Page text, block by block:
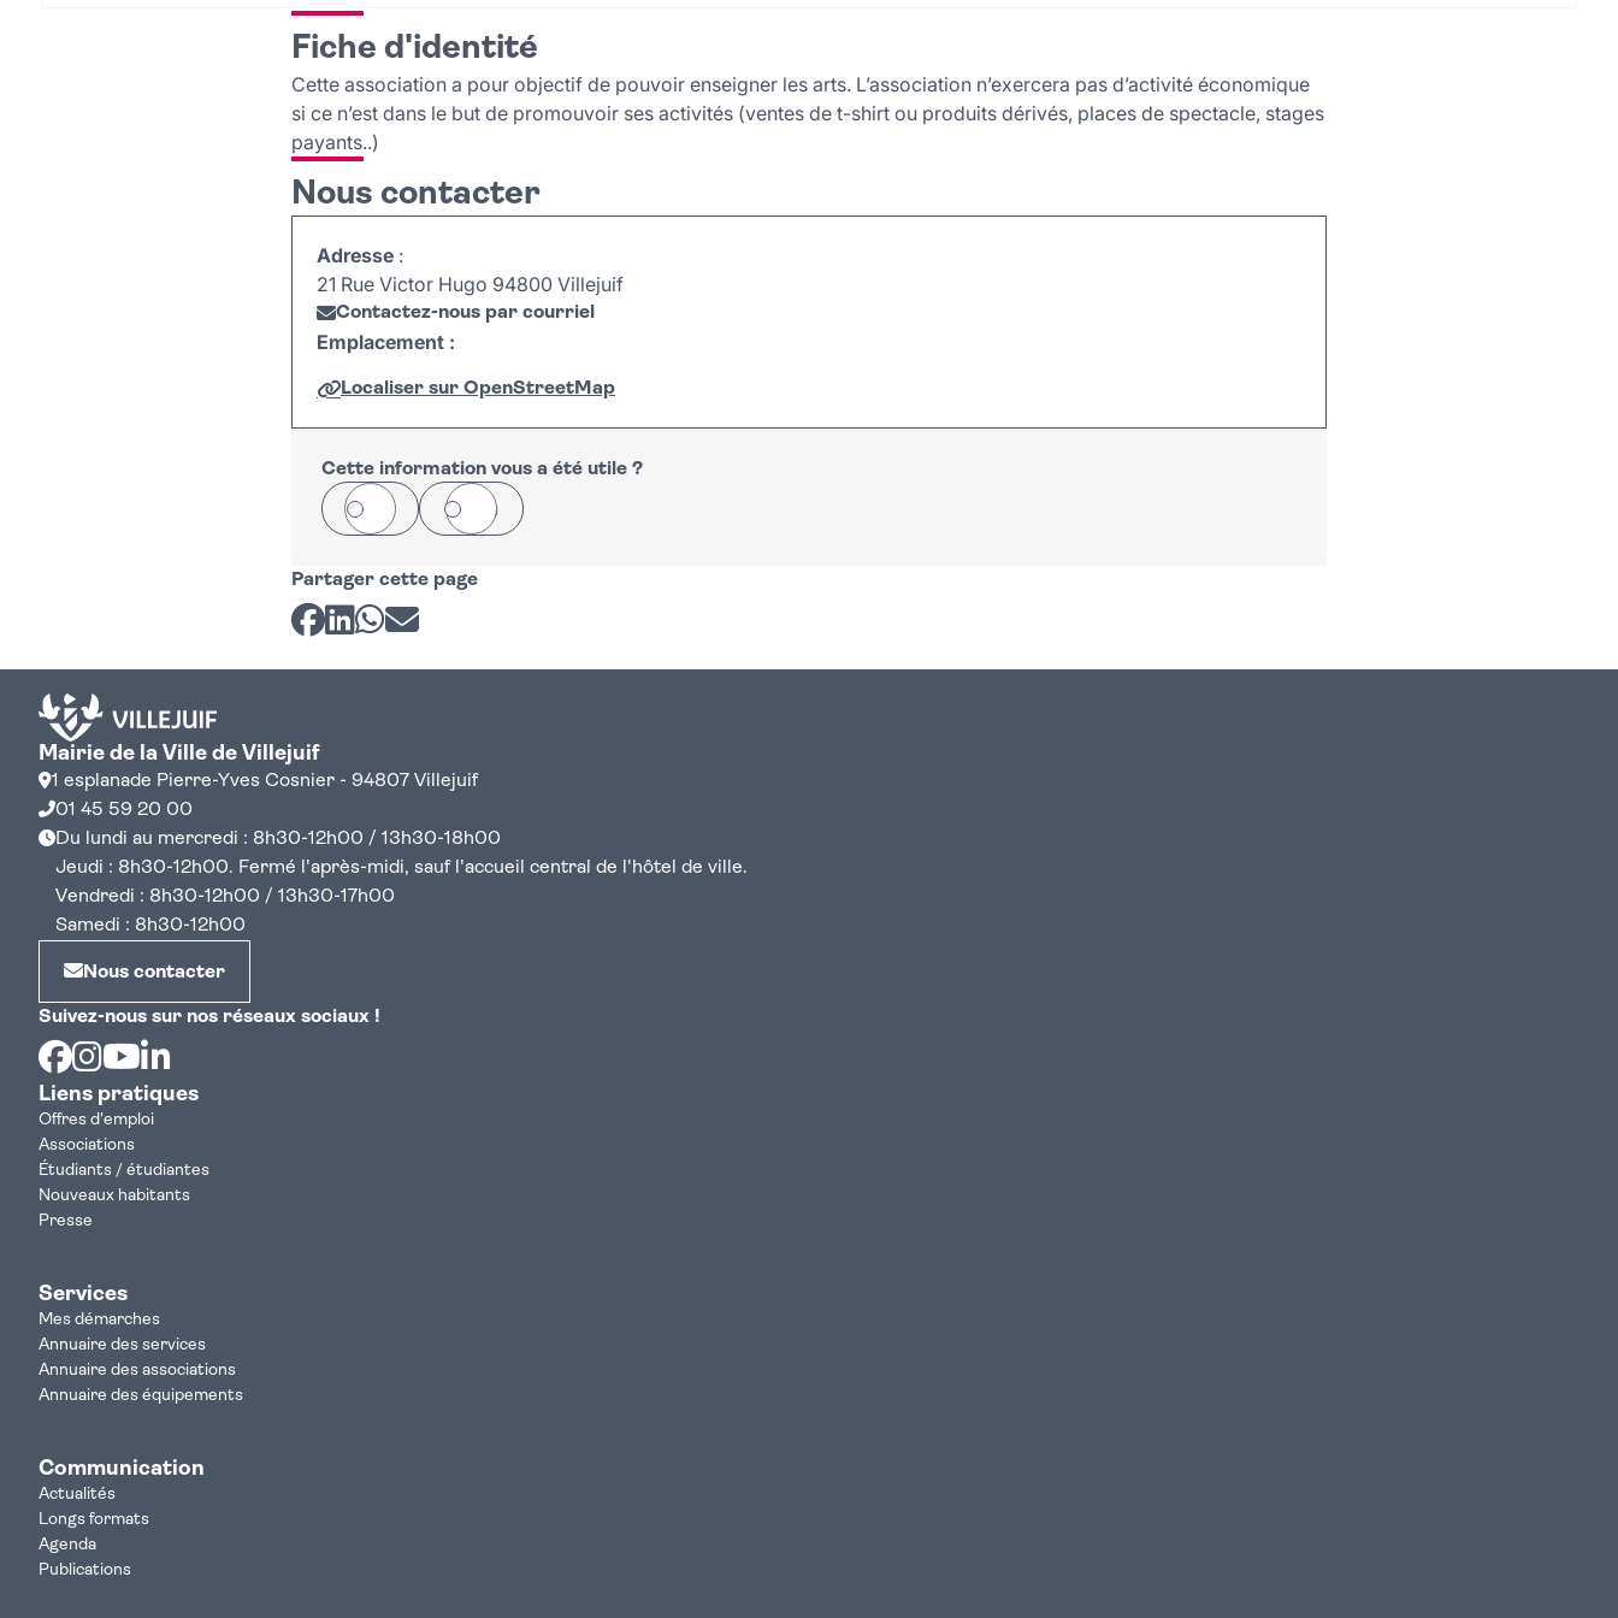
Fiche d'identité
Cette association a pour objectif de pouvoir enseigner les arts. L’association n’exercera pas d’activité économique
si ce n’est dans le but de promouvoir ses activités (ventes de t-shirt ou produits dérivés, places de spectacle, stages
payants..)
Nous contacter
Adresse :
21 Rue Victor Hugo 94800 Villejuif
Contactez-nous par courriel
Emplacement :
Localiser sur OpenStreetMap
+
−
Cette information vous a été utile ?
Oui Non
Partager cette page
Partager sur Facebook
Partager sur LinkedIn
Partager sur Whatsapp
Partager par courriel
Mairie de la Ville de Villejuif
1 esplanade Pierre-Yves Cosnier - 94807 Villejuif
01 45 59 20 00
Du lundi au mercredi : 8h30-12h00 / 13h30-18h00
Jeudi : 8h30-12h00. Fermé l'après-midi, sauf l'accueil central de l'hôtel de ville.
Vendredi : 8h30-12h00 / 13h30-17h00
Samedi : 8h30-12h00
Nous contacter
Suivez-nous sur nos réseaux sociaux !
Facebook
Instagram
Youtube
Liens pratiques
Offres d'emploi
Associations
Étudiants / étudiantes
Nouveaux habitants
Presse
Services
Mes démarches
Annuaire des services
Annuaire des associations
Annuaire des équipements
Communication
Actualités
Longs formats
Agenda
Publications